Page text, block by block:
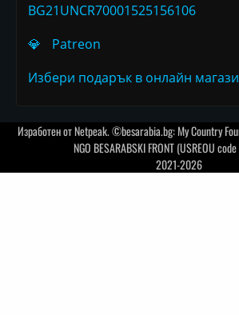
BG21UNCR70001525156106
💎
Patreon
Избери подарък в онлайн
Изработен отNetpeak. ©besarabia.bg: My Country
NGO BESARABSKI FRONT (USREOU
2021-2026